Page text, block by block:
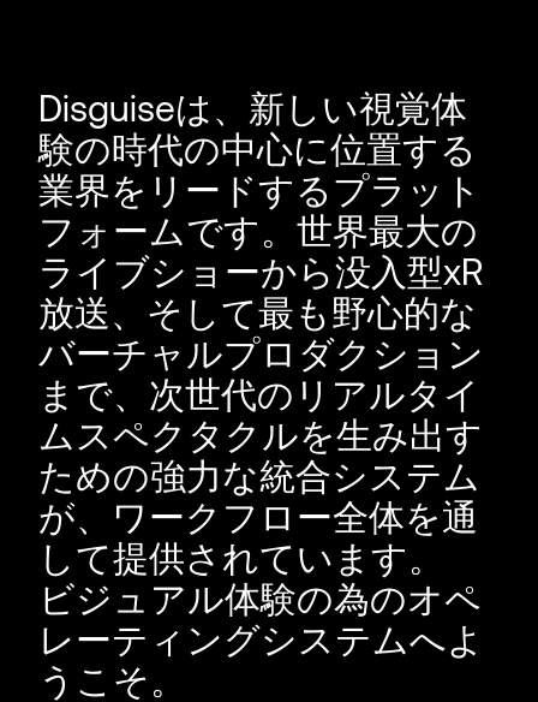
Disguiseは、新しい視覚体
験の時代の中心に位置する
業界をリードするプラット
フォームです。世界最大の
ライブショーから没入型xR
放送、そして最も野心的な
バーチャルプロダクション
まで、次世代のリアルタイ
ムスペクタクルを生み出す
ための強力な統合システム
が、ワークフロー全体を通
して提供されています。
ビジュアル体験の為のオペ
レーティングシステムへよ
うこそ。